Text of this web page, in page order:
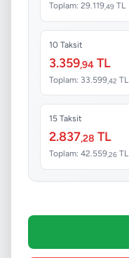
Toplam: 29.119,49 TL
10 Taksit
3.359,94 TL
Toplam: 33.599,42 TL
15 Taksit
2.837,28 TL
Toplam: 42.559,26 TL